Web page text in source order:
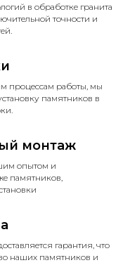
в обработке гранита
точности и
процессам работы, мы
памятников в
монтаж
опытом и
памятников,
гарантия, что
наших памятников и